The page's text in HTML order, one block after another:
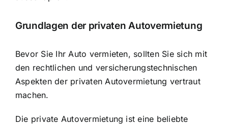
Grundlagen der privaten Autovermietung
Bevor Sie Ihr Auto vermieten, sollten Sie sich mit
den rechtlichen und versicherungstechnischen
Aspekten der privaten Autovermietung vertraut
machen.
Die private Autovermietung ist eine beliebte